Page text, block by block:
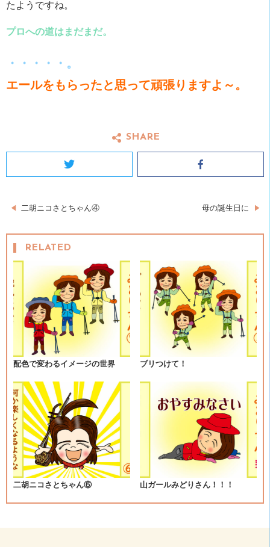
たようですね。
プロへの道はまだまだ。
・・・・・。
エールをもらったと思って頑張りますよ～。
SHARE
Twitter
投
稿
ナ
ビ
ゲ
シ
ョ
ン
二胡ニコさとちゃん④ 母の誕生日に
RELATED
配色で変わるイメージの世界 ブリつけて！
二胡ニコさとちゃん⑥ 山ガールみどりさん！！！